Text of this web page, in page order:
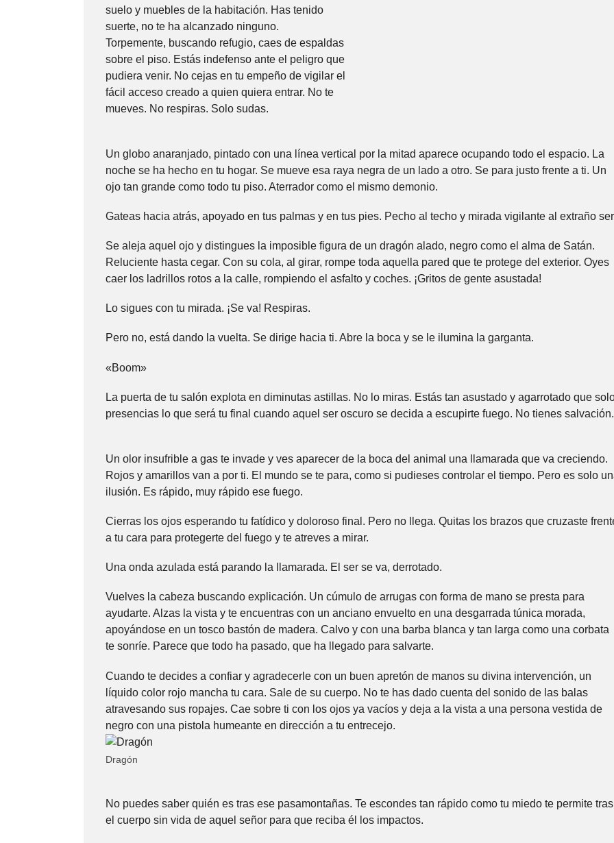
suelo y muebles de la habitación. Has tenido
suerte, no te ha alcanzado ninguno.
Torpemente, buscando refugio, caes de espaldas
sobre el piso. Estás indefenso ante el peligro que
pudiera venir. No cejas en tu empeño de vigilar el
fácil acceso creado a quien quiera entrar. No te
mueves. No respiras. Solo sudas.
Un globo anaranjado, pintado con una línea vertical por la mitad aparece ocupando todo el espacio. La
noche se ha hecho en tu hogar. Se mueve esa raya negra de un lado a otro. Se para justo frente a ti. Un
ojo tan grande como todo tu piso. Aterrador como el mismo demonio.
Gateas hacia atrás, apoyado en tus palmas y en tus pies. Pecho al techo y mirada vigilante al extraño
Se aleja aquel ojo y distingues la imposible figura de un dragón alado, negro como el alma de Satán.
Reluciente hasta cegar. Con su cola, al girar, rompe toda aquella pared que te protege del exterior. Oyes
caer los ladrillos rotos a la calle, rompiendo el asfalto y coches. ¡Gritos de gente asustada!
Lo sigues con tu mirada. ¡Se va! Respiras.
Pero no, está dando la vuelta. Se dirige hacia ti. Abre la boca y se le ilumina la garganta.
«Boom»
La puerta de tu salón explota en diminutas astillas. No lo miras. Estás tan asustado y agarrotado que
presencias lo que será tu final cuando aquel ser oscuro se decida a escupirte fuego. No tienes salvación.
Dragón
Un olor insufrible a gas te invade y ves aparecer de la boca del animal una llamarada que va creciendo.
Rojos y amarillos van a por ti. El mundo se te para, como si pudieses controlar el tiempo. Pero es solo
ilusión. Es rápido, muy rápido ese fuego.
Cierras los ojos esperando tu fatídico y doloroso final. Pero no llega. Quitas los brazos que cruzaste
a tu cara para protegerte del fuego y te atreves a mirar.
Una onda azulada está parando la llamarada. El ser se va, derrotado.
Vuelves la cabeza buscando explicación. Un cúmulo de arrugas con forma de mano se presta para
ayudarte. Alzas la vista y te encuentras con un anciano envuelto en una desgarrada túnica morada,
apoyándose en un tosco bastón de madera. Calvo y con una barba blanca y tan larga como una corbata
te sonríe. Parece que todo ha pasado, que ha llegado para salvarte.
Cuando te decides a confiar y agradecerle con un buen apretón de manos su divina intervención, un
líquido color rojo mancha tu cara. Sale de su cuerpo. No te has dado cuenta del sonido de las balas
atravesando sus ropajes. Cae sobre ti con los ojos ya vacíos y deja a la vista a una persona vestida de
negro con una pistola humeante en dirección a tu entrecejo.
No puedes saber quién es tras ese pasamontañas. Te escondes tan rápido como tu miedo te permite tras
el cuerpo sin vida de aquel señor para que reciba él los impactos.